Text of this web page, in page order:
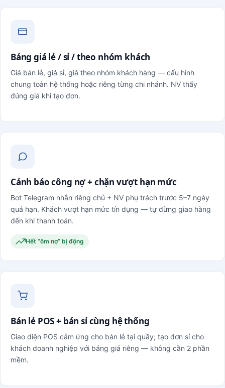
Bảng giá lẻ / sỉ / theo nhóm khách
Giá bán lẻ, giá sỉ, giá theo nhóm khách hàng — cấu hình
chung toàn hệ thống hoặc riêng từng chi nhánh. NV thấy
đúng giá khi tạo đơn.
Cảnh báo công nợ + chặn vượt hạn mức
Bot Telegram nhắn riêng chủ + NV phụ trách trước 5–7 ngày
quá hạn. Khách vượt hạn mức tín dụng — tự dừng giao hàng
đến khi thanh toán.
Hết “ôm nợ” bị động
Bán lẻ POS + bán sỉ cùng hệ thống
Giao diện POS cảm ứng cho bán lẻ tại quầy; tạo đơn sỉ cho
khách doanh nghiệp với bảng giá riêng — không cần 2 phần
mềm.